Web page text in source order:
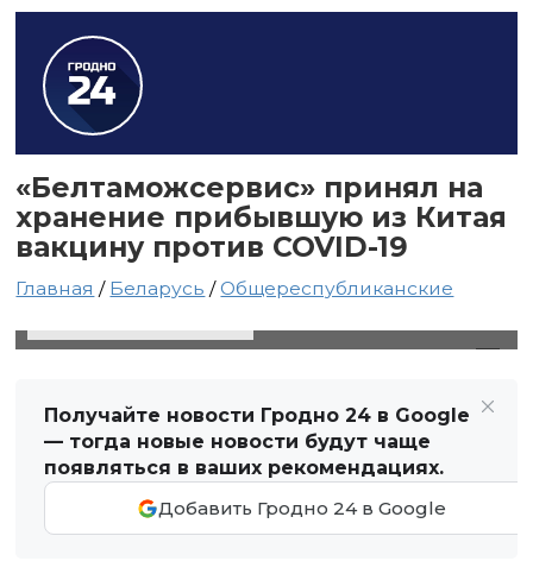
«Белтаможсервис» принял на
хранение прибывшую из Китая
вакцину против COVID-19
Главная / Беларусь /Общереспубликанские
Получайте новости Гродно 24 в Google
— тогда новые новости будут чаще
появляться в ваших рекомендациях.
Добавить Гродно 24 в Google